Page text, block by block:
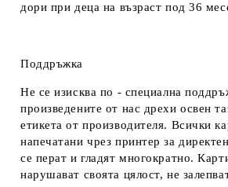
дори при деца на възраст под 36
Поддръжка
Не се изисква по - специална
произведените от нас дрехи освен
етикета от производителя. Всички
напечатани чрез принтер за
се перат и гладят многократно.
нарушават своята цялост, не